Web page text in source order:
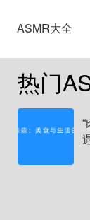
ASMR大全
热门